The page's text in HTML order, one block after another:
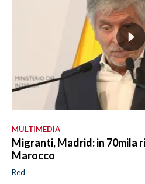
MULTIMEDIA
Migranti, Madrid: in 70mila
Marocco
Red